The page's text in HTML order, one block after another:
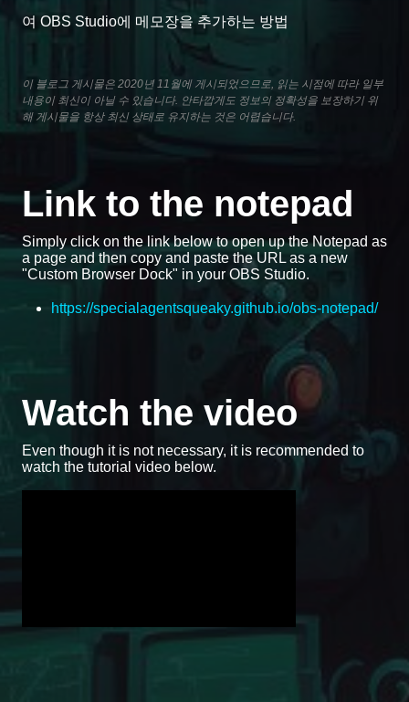
여 OBS Studio에 메모장을 추가하는 방법
이 블로그 게시물은 2020년 11월에 게시되었으므로, 읽는 시점에 따라 일부
내용이 최신이 아닐 수 있습니다. 안타깝게도 정보의 정확성을 보장하기 위
해 게시물을 항상 최신 상태로 유지하는 것은 어렵습니다.
Link to the notepad
Simply click on the link below to open up the Notepad as
a page and then copy and paste the URL as a new
"Custom Browser Dock" in your OBS Studio.
https://specialagentsqueaky.github.io/obs-notepad/
Watch the video
Even though it is not necessary, it is recommended to
watch the tutorial video below.